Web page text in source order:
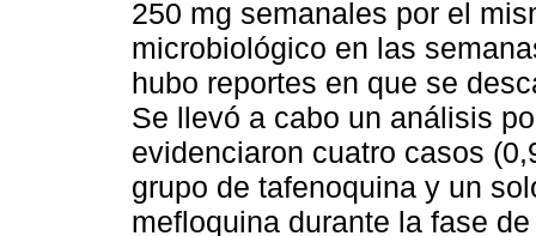
250 mg semanales por el
microbiológico en las
hubo reportes en que se
Se llevó a cabo un análisis
evidenciaron cuatro casos
grupo de tafenoquina y un
mefloquina durante la fase